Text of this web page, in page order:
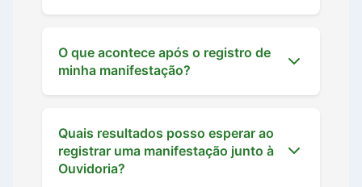
O que acontece após o registro de
minha manifestação?
Quais resultados posso esperar ao
registrar uma manifestação junto à
Ouvidoria?